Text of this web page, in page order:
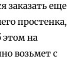
заказать еще
простенка,
этом на
возьмет с